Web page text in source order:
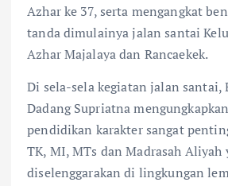
Azhar ke 37, serta mengangkat
tanda dimulainya jalan santai
Azhar Majalaya dan Rancaekek.
Di sela-sela kegiatan jalan santai,
Dadang Supriatna
pendidikan karakter sangat
TK, MI, MTs dan Madrasah Aliyah
diselenggarakan di lingkungan